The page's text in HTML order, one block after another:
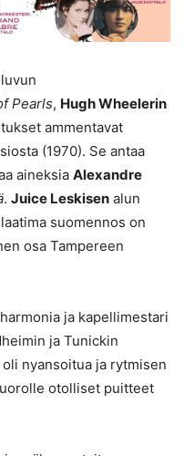
Pearls, Hugh Wheelerin
ammentavat
(1970). Se antaa
aineksia Alexandre
. Juice Leskisen alun
suomennos on
osa Tampereen
ja kapellimestari
ja Tunickin
nyansoitua ja rytmisen
otolliset puitteet